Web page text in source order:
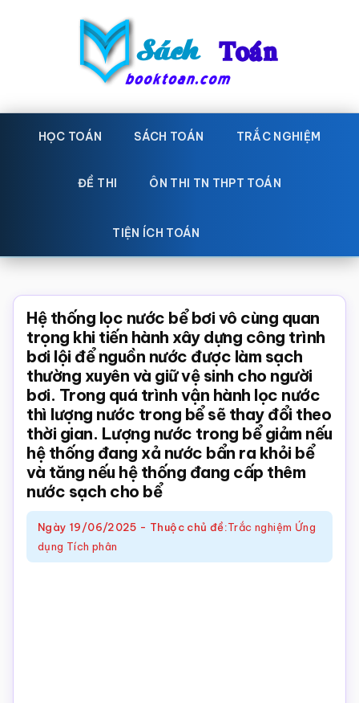
Sách
Toán
toán
Học
toán,
giáo
Toán,
trắc
nghiệm
Toán
online
HỌC TOÁN SÁCH TOÁN TRẮC NGHIỆM
ĐỀ THI ÔN THI TN THPT TOÁN
TIỆN ÍCH TOÁN
Hệ thống lọc nước bể bơi vô cùng quan
trọng khi tiến hành xây dựng công trình
bơi lội để nguồn nước được làm sạch
thường xuyên và giữ vệ sinh cho người
bơi. Trong quá trình vận hành lọc nước
thì lượng nước trong bể sẽ thay đổi theo
thời gian. Lượng nước trong bể giảm nếu
hệ thống đang xả nước bẩn ra khỏi bể
và tăng nếu hệ thống đang cấp thêm
nước sạch cho bể
Ngày 19/06/2025 - Thuộc chủ đề:Trắc nghiệm Ứng
dụng Tích phân